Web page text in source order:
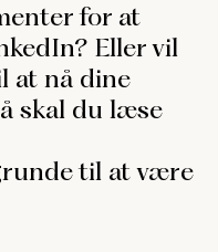
for at
Eller vil
at nå dine
skal du læse
til at være